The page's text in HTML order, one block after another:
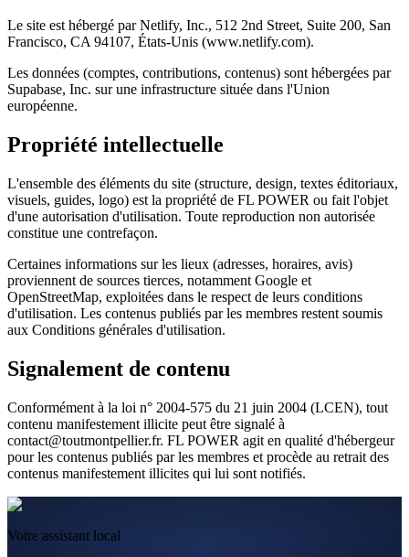
Le site est hébergé par Netlify, Inc., 512 2nd Street, Suite 200, San
Francisco, CA 94107, États-Unis (www.netlify.com).
Les données (comptes, contributions, contenus) sont hébergées par
Supabase, Inc. sur une infrastructure située dans l'Union
européenne.
Propriété intellectuelle
L'ensemble des éléments du site (structure, design, textes éditoriaux,
visuels, guides, logo) est la propriété de FL POWER ou fait l'objet
d'une autorisation d'utilisation. Toute reproduction non autorisée
constitue une contrefaçon.
Certaines informations sur les lieux (adresses, horaires, avis)
proviennent de sources tierces, notamment Google et
OpenStreetMap, exploitées dans le respect de leurs conditions
d'utilisation. Les contenus publiés par les membres restent soumis
aux Conditions générales d'utilisation.
Signalement de contenu
Conformément à la loi n° 2004-575 du 21 juin 2004 (LCEN), tout
contenu manifestement illicite peut être signalé à
contact@toutmontpellier.fr. FL POWER agit en qualité d'hébergeur
pour les contenus publiés par les membres et procède au retrait des
contenus manifestement illicites qui lui sont notifiés.
Votre assistant local